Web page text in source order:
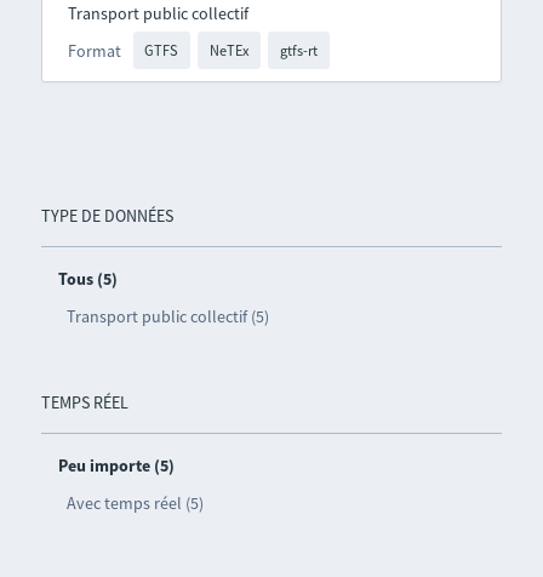
TYPE DE DONNÉES
Tous (5)
Transport public collectif (5)
TEMPS RÉEL
Peu importe (5)
Avec temps réel (5)
Format GTFS NeTEx gtfs-rt
Transport public collectif